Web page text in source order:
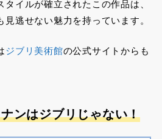
イルが確立されたこの作品は、
逃せない魅力を持っています。
ジブリ美術館の公式サイトからも
ンはジブリじゃない！